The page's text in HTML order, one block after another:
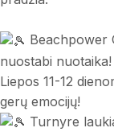
Beachpower
nuostabi nuotaika!
Liepos 11-12
gerų emocijų!
Turnyre